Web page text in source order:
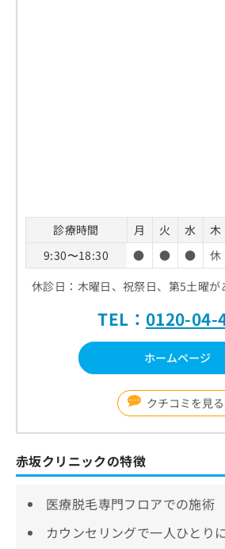
診療時間 月 火 水 木
9:30〜18:30
● ● ● 休
休診日：木曜日、祝祭日、第5土曜
TEL： 0120-04-
ホームページ
クチコミを見る
赤坂クリニックの特徴
医療脱毛専門フロアでの施術
カウンセリングで一人ひとり